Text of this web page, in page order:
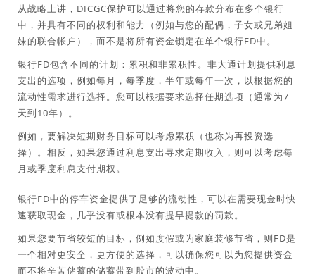
从战略上讲，DICGC保护可以通过将您的存款分布在多个银行
中，并具有不同的权利和能力（例如与您的配偶，子女或兄弟姐
妹的联合帐户），而不是将所有资金锁定在单个银行FD中。
银行FD包含不同的计划：累积和非累积性。非大通计划提供利息
支出的选项，例如每月，每季度，半年或每年一次，以根据您的
流动性需求进行选择。您可以根据要求选择任期选项（通常为7
天到10年）。
例如，要解决短期财务目标可以考虑累积（也称为再投资选
择）。相反，如果您通过利息支出寻求定期收入，则可以考虑每
月或季度利息支付期权。
银行FD中的停车资金提供了足够的流动性，可以在需要现金时快
速获取现金，几乎没有或根本没有提早提款的罚款。
如果您要节省较短的目标，例如度假或为家庭装修节省，则FD是
一个相对更安全，更方便的选择，可以确保您可以为您提供资金
而不将辛苦储蓄的储蓄带到股市的波动中。